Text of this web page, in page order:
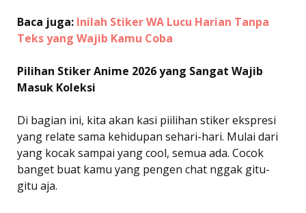
Baca juga: Inilah Stiker WA Lucu Harian Tanpa
Teks yang Wajib Kamu Coba
Pilihan Stiker Anime 2026 yang Sangat Wajib
Masuk Koleksi
Di bagian ini, kita akan kasi piilihan stiker ekspresi
yang relate sama kehidupan sehari-hari. Mulai dari
yang kocak sampai yang cool, semua ada. Cocok
banget buat kamu yang pengen chat nggak gitu-
gitu aja.